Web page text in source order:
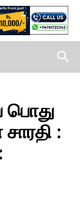
பொது
: